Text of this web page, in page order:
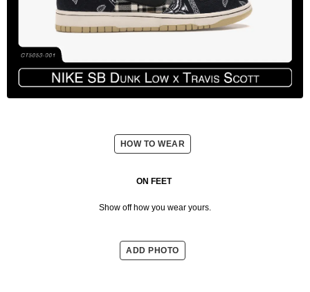
HOW TO WEAR
ON FEET
Show off how you wear yours.
ADD PHOTO